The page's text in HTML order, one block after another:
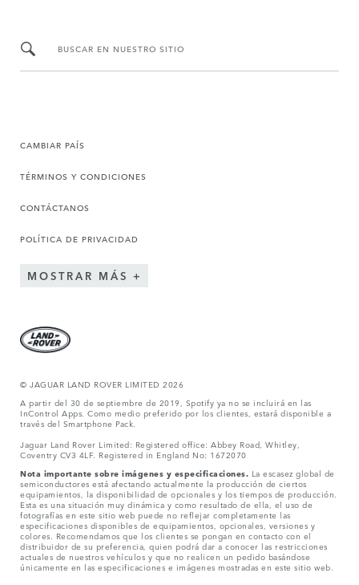
BUSCAR EN NUESTRO SITIO
CAMBIAR PAÍS
TÉRMINOS Y CONDICIONES
CONTÁCTANOS
POLÍTICA DE PRIVACIDAD
MOSTRAR MÁS
© JAGUAR LAND ROVER LIMITED 2026
A partir del 30 de septiembre de 2019, Spotify ya no se incluirá en las
InControl Apps. Como medio preferido por los clientes, estará disponible a
través del Smartphone Pack.
Jaguar Land Rover Limited: Registered office: Abbey Road, Whitley,
Coventry CV3 4LF. Registered in England No: 1672070
Nota importante sobre imágenes y especificaciones. La escasez global de
semiconductores está afectando actualmente la producción de ciertos
equipamientos, la disponibilidad de opcionales y los tiempos de producción.
Esta es una situación muy dinámica y como resultado de ella, el uso de
fotografías en este sitio web puede no reflejar completamente las
especificaciones disponibles de equipamientos, opcionales, versiones y
colores. Recomendamos que los clientes se pongan en contacto con el
distribuidor de su preferencia, quien podrá dar a conocer las restricciones
actuales de nuestros vehículos y que no realicen un pedido basándose
únicamente en las especificaciones e imágenes mostradas en este sitio web.